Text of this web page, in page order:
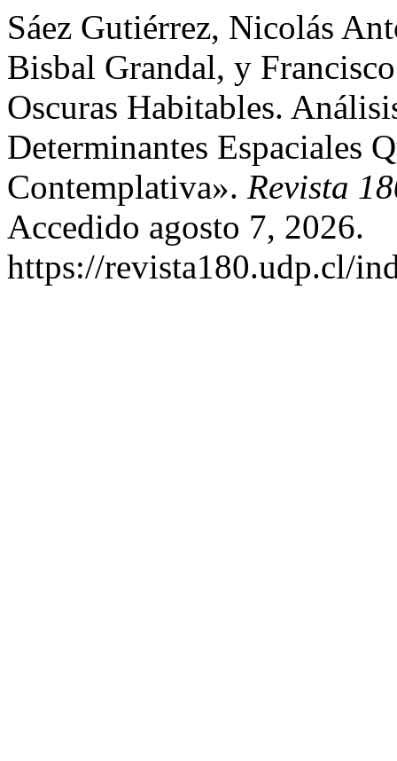
Sáez Gutiérrez, Nicolás
Bisbal Grandal, y
Oscuras Habitables.
Determinantes Espaciales
Contemplativa». Revista
Accedido agosto 7, 2026.
https://revista180.udp.cl/